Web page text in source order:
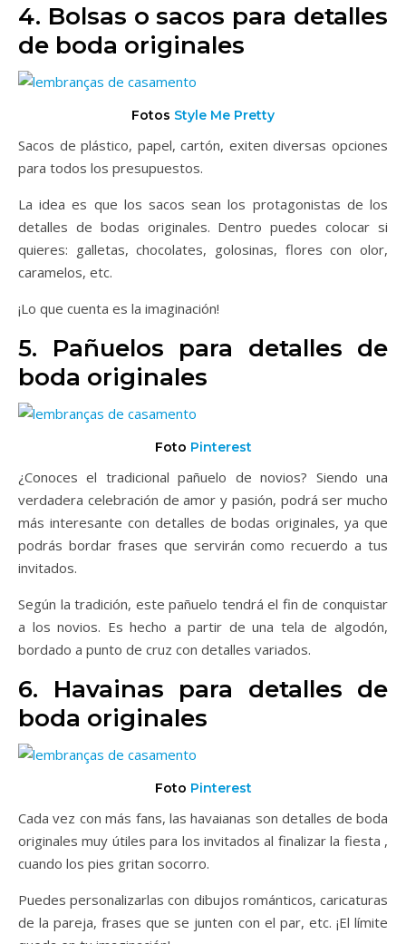
4. Bolsas o sacos para detalles
de boda originales
Fotos Style Me Pretty
Sacos de plástico, papel, cartón, exiten diversas opciones
para todos los presupuestos.
La idea es que los sacos sean los protagonistas de los
detalles de bodas originales. Dentro puedes colocar si
quieres: galletas, chocolates, golosinas, flores con olor,
caramelos, etc.
¡Lo que cuenta es la imaginación!
5. Pañuelos para detalles de
boda originales
Foto Pinterest
¿Conoces el tradicional pañuelo de novios? Siendo una
verdadera celebración de amor y pasión, podrá ser mucho
más interesante con detalles de bodas originales, ya que
podrás bordar frases que servirán como recuerdo a tus
invitados.
Según la tradición, este pañuelo tendrá el fin de conquistar
a los novios. Es hecho a partir de una tela de algodón,
bordado a punto de cruz con detalles variados.
6. Havainas para detalles de
boda originales
Foto Pinterest
Cada vez con más fans, las havaianas son detalles de boda
originales muy útiles para los invitados al finalizar la fiesta ,
cuando los pies gritan socorro.
Puedes personalizarlas con dibujos románticos, caricaturas
de la pareja, frases que se junten con el par, etc. ¡El límite